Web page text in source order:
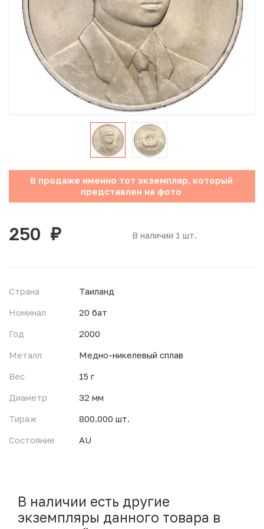
Юбилейные монеты Банка России (с 1999 года)
Памятные и инвестиционные монеты СССР и России
Иностранные монеты
Неофициальные выпуски монет (Unusual)
Античные и средневековые монеты
Инвестиционные монеты
В продаже именно тот экземпляр, который
представлен на фото
В наличии 1 шт.
250 руб.
Страна
Таиланд
Номинал
20 бат
Год
2000
Металл
Медно-никелевый сплав
Вес
15 г
Диаметр
32 мм
Тираж
800.000 шт.
Состояние
AU
В наличии есть другие
экземпляры данного товара в